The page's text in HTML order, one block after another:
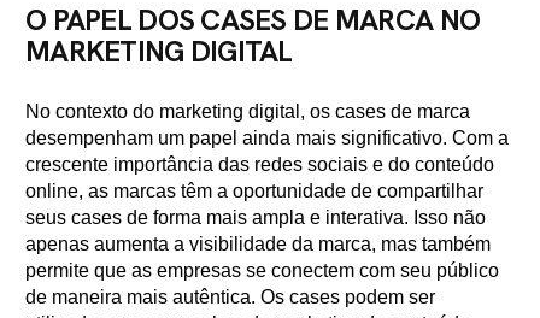
O PAPEL DOS CASES DE MARCA NO
MARKETING DIGITAL
No contexto do marketing digital, os cases de marca
desempenham um papel ainda mais significativo. Com a
crescente importância das redes sociais e do conteúdo
online, as marcas têm a oportunidade de compartilhar
seus cases de forma mais ampla e interativa. Isso não
apenas aumenta a visibilidade da marca, mas também
permite que as empresas se conectem com seu público
de maneira mais autêntica. Os cases podem ser